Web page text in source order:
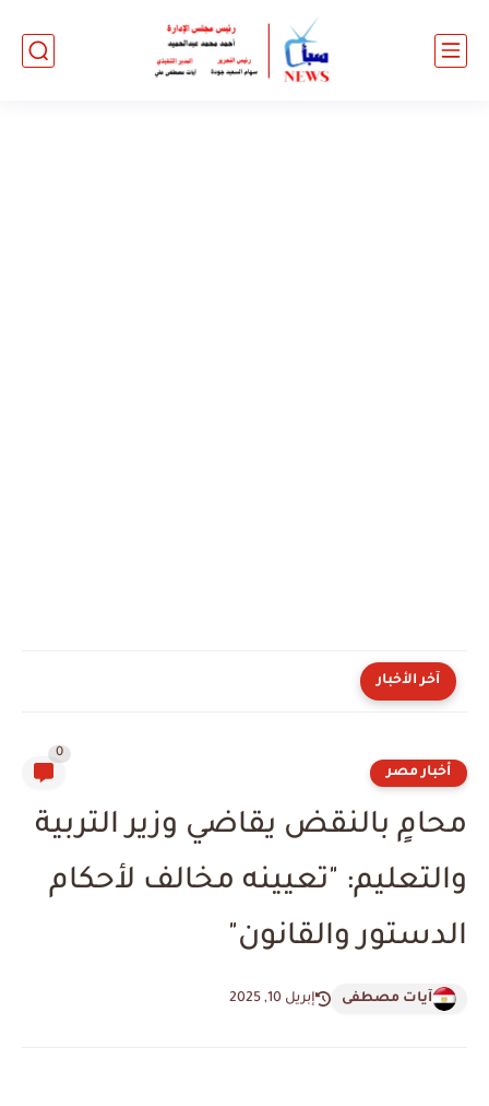
آخر الأخبار
أخبار مصر
0
محامٍ بالنقض يقاضي وزير التربية
والتعليم: "تعيينه مخالف لأحكام
الدستور والقانون"
آيات مصطفى إبريل 10, 2025